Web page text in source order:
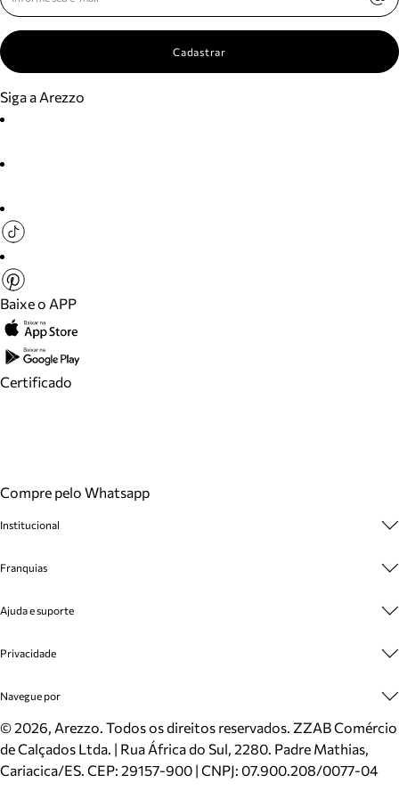
Cadastrar
Siga a Arezzo
Baixe o APP
Certificado
Compre pelo Whatsapp
Institucional
Cashback
Venda Corporativa
Mapa do Site
Inverno
Mundo Arezzo
Franquias
Plano de Negócio
Ajuda e suporte
Cadastro
Meus Pedidos
Trocas e Devoluções
Cartão Presente
Localizador de lojas
Privacidade
Politica e Privacidade
Navegue por
Sapatos
Bolsas
Scarpins
©2026, Arezzo. Todos os direitos reservados. ZZAB Comércio
de Calçados Ltda. | Rua África do Sul, 2280. Padre Mathias,
Cariacica/ES. CEP: 29157-900 | CNPJ: 07.900.208/0077-04